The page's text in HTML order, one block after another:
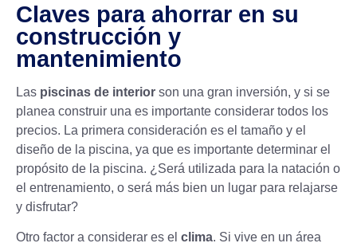
Claves para ahorrar en su
construcción y
mantenimiento
Las piscinas de interior son una gran inversión, y si se
planea construir una es importante considerar todos los
precios. La primera consideración es el tamaño y el
diseño de la piscina, ya que es importante determinar el
propósito de la piscina. ¿Será utilizada para la natación o
el entrenamiento, o será más bien un lugar para relajarse
y disfrutar?
Otro factor a considerar es el clima. Si vive en un área